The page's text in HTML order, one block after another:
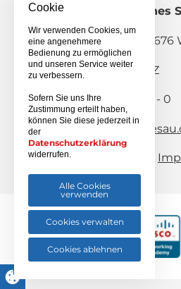
Staatliches Berufliches
Wiesau
Pestalozzistraße 2, 95676
Schulanmeldung BSZ
Telefon: 09634 / 9203 - 0
Telefax: 09634 / 8282
E-Mail:
info(at)bsz-
Sitemap
Datenschutz
Cookie
Wir verwenden Cookies, um
eine angenehmere
Bedienung zu ermöglichen
und unseren Service weiter
zu verbessern.
Sofern Sie uns Ihre
Zustimmung erteilt haben,
können Sie diese jederzeit in
der
Datenschutzerklärung
widerrufen.
Alle Cookies
verwenden
Cookies verwalten
Cookies ablehnen